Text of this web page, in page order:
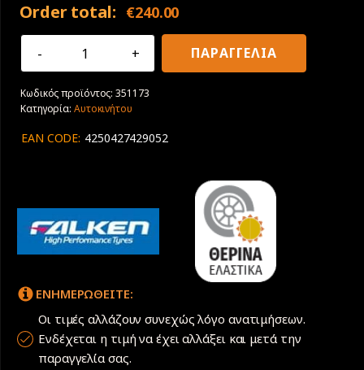
Order total: €240.00
285/75R16
Wildpeak
M/T
LT
ΠΑΡΑΓΓΕΛΙΑ
Κωδικός προϊόντος:351173
Κατηγορία: Αυτοκινήτου
EAN CODE: 4250427429052
ΕΝΗΜΕΡΩΘΕΙΤΕ:
Οι τιμές αλλάζουν συνεχώς λόγο ανατιμήσεων.
Ενδέχεται η τιμή να έχει αλλάξει και μετά την
παραγγελία σας.